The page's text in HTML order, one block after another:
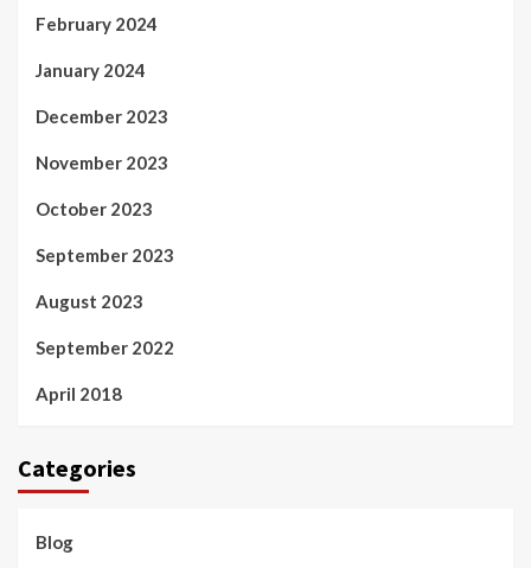
February 2024
January 2024
December 2023
November 2023
October 2023
September 2023
August 2023
September 2022
April 2018
Categories
Blog